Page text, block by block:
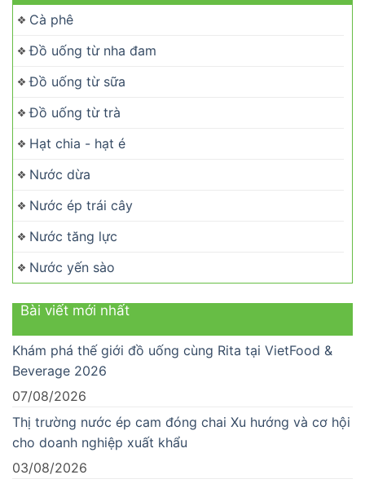
Cà phê
Đồ uống từ nha đam
Đồ uống từ sữa
Đồ uống từ trà
Hạt chia - hạt é
Nước dừa
Nước ép trái cây
Nước tăng lực
Nước yến sào
Bài viết mới nhất
Khám phá thế giới đồ uống cùng Rita tại VietFood &
Beverage 2026
07/08/2026
Thị trường nước ép cam đóng chai Xu hướng và cơ hội
cho doanh nghiệp xuất khẩu
03/08/2026